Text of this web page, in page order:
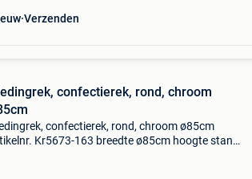
Verzenden
confectierek, rond, chroom
confectierek, rond, chroom ø85cm
Kr5673-163 breedte ø85cm hoogte stand